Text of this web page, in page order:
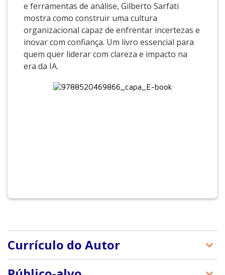
e ferramentas de análise, Gilberto Sarfati
mostra como construir uma cultura
organizacional capaz de enfrentar incertezas e
inovar com confiança. Um livro essencial para
quem quer liderar com clareza e impacto na
era da IA.
Currículo do Autor
Gilberto Sarfati: Formação e atuação acadêmica